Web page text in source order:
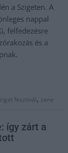
a Szigeten. A
nappal
felfedezésre
és a
fesztivál, zene
így zárt a